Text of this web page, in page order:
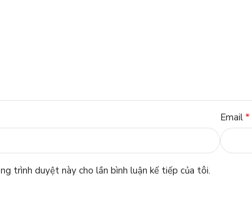
Email *
trình duyệt này cho lần bình luận kế tiếp của tôi.